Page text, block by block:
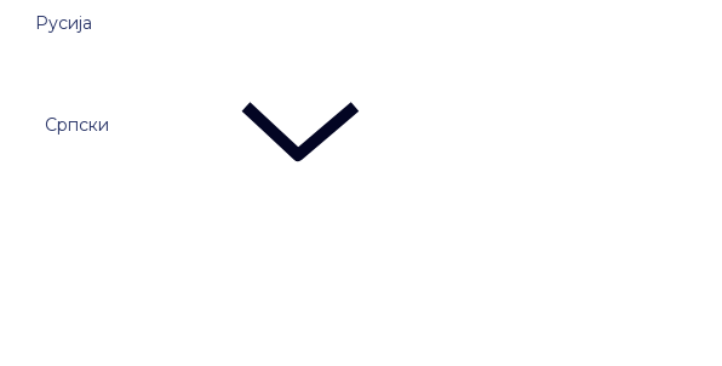
Русија
Српски